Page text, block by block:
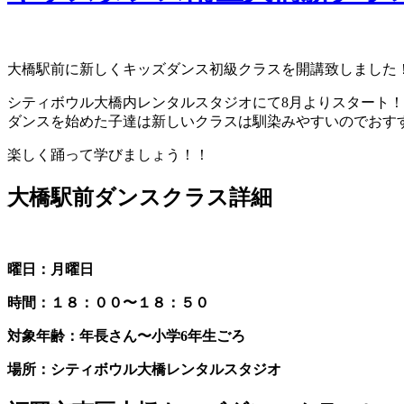
大橋駅前に新しくキッズダンス初級クラスを開講致しました！
シティボウル大橋内レンタルスタジオにて8月よりスタート！
ダンスを始めた子達は新しいクラスは馴染みやすいのでおす
楽しく踊って学びましょう！！
大橋駅前ダンスクラス詳細
曜日：月曜日
時間：１８：００〜１８：５０
対象年齢：年長さん〜小学6年生ごろ
場所：シティボウル大橋レンタルスタジオ